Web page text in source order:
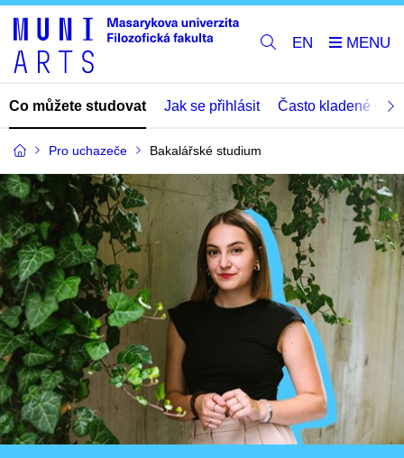
EN
Co můžete studovat Jak se přihlásit Často kladené
Pro uchazeče Bakalářské studium